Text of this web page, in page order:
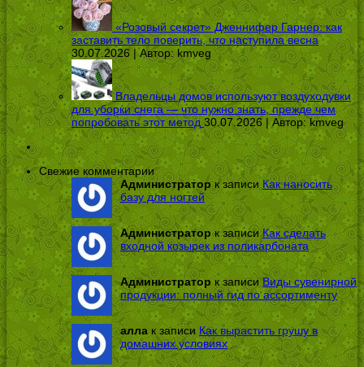
«Розовый секрет» Дженнифер Гарнер: как
заставить тело поверить, что наступила весна
30.07.2026 | Автор: kmveg
Владельцы домов используют воздуходувки
для уборки снега — что нужно знать, прежде чем
попробовать этот метод 30.07.2026 | Автор:kmveg
Свежие комментарии
Администраторк записиКак наносить
базу для ногтей
Администраторк записиКак сделать
входной козырек из поликарбоната
Администратор к записиВиды сувенирной
продукции: полный гид по ассортименту
алла к записи Как вырастить грушу в
домашних условиях